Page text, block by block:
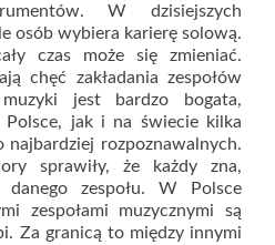
W dzisiejszych
osób wybiera karierę solową.
czas może się zmieniać.
chęć zakładania zespołów
jest bardzo bogata,
jak i na świecie kilka
najbardziej rozpoznawalnych.
sprawiły, że każdy zna,
zespołu. W Polsce
zespołami muzycznymi są
Za granicą to między innymi